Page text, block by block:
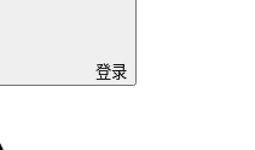
登录